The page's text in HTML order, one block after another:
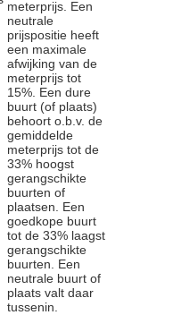
meterprijs. Een
neutrale
prijspositie heeft
een maximale
afwijking van de
meterprijs tot
15%. Een dure
buurt (of plaats)
behoort o.b.v. de
gemiddelde
meterprijs tot de
33% hoogst
gerangschikte
buurten of
plaatsen. Een
goedkope buurt
tot de 33% laagst
gerangschikte
buurten. Een
neutrale buurt of
plaats valt daar
tussenin.